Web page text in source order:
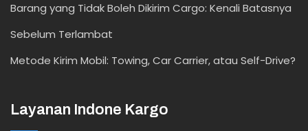
Barang yang Tidak Boleh Dikirim Cargo: Kenali Batasnya
Sebelum Terlambat
Metode Kirim Mobil: Towing, Car Carrier, atau Self-Drive?
Layanan Indone Kargo